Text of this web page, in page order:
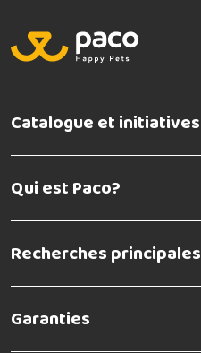
Catalogue et initiatives
Qui est Paco?
Recherches principales
Garanties